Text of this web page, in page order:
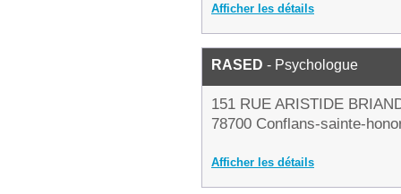
Afficher les détails
RASED - Psychologue
151 RUE ARISTIDE
78700 Conflans-sainte-
Afficher les détails